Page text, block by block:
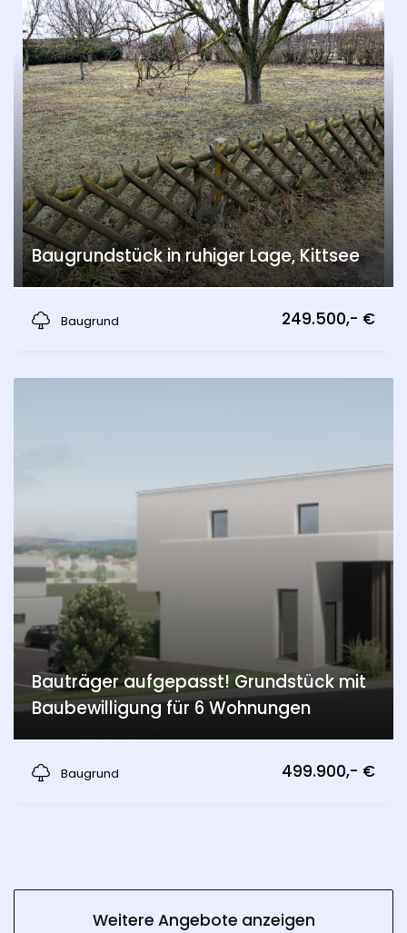
Baugrundstück in ruhiger Lage, Kittsee
Baugrund
249.500,- €
Bauträger aufgepasst! Grundstück mit
Baubewilligung für 6 Wohnungen
Baugrund
499.900,- €
Weitere Angebote anzeigen